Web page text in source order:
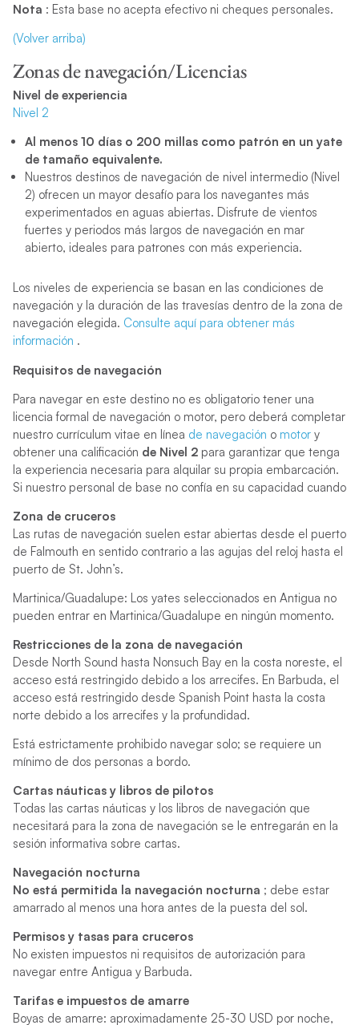
Nota : Esta base no acepta efectivo ni cheques personales.
(Volver arriba)
Zonas de navegación/Licencias
Nivel de experiencia
Nivel 2
Al menos 10 días o 200 millas como patrón en un yate
de tamaño equivalente.
Nuestros destinos de navegación de nivel intermedio (Nivel
2) ofrecen un mayor desafío para los navegantes más
experimentados en aguas abiertas. Disfrute de vientos
fuertes y periodos más largos de navegación en mar
abierto, ideales para patrones con más experiencia.
Los niveles de experiencia se basan en las condiciones de
navegación y la duración de las travesías dentro de la zona de
navegación elegida. Consulte aquí para obtener más
información .
Requisitos de navegación
Para navegar en este destino no es obligatorio tener una
licencia formal de navegación o motor, pero deberá completar
nuestro currículum vitae en línea de navegación o motory
obtener una calificación de Nivel 2para garantizar que tenga
la experiencia necesaria para alquilar su propia embarcación.
Si nuestro personal de base no confía en su capacidad cuando
Zona de cruceros
Las rutas de navegación suelen estar abiertas desde el puerto
de Falmouth en sentido contrario a las agujas del reloj hasta el
puerto de St. John’s.
Martinica/Guadalupe: Los yates seleccionados en Antigua no
pueden entrar en Martinica/Guadalupe en ningún momento.
Restricciones de la zona de navegación
Desde North Sound hasta Nonsuch Bay en la costa noreste, el
acceso está restringido debido a los arrecifes. En Barbuda, el
acceso está restringido desde Spanish Point hasta la costa
norte debido a los arrecifes y la profundidad.
Está estrictamente prohibido navegar solo; se requiere un
mínimo de dos personas a bordo.
Cartas náuticas y libros de pilotos
Todas las cartas náuticas y los libros de navegación que
necesitará para la zona de navegación se le entregarán en la
sesión informativa sobre cartas.
Navegación nocturna
No está permitida la navegación nocturna ; debe estar
amarrado al menos una hora antes de la puesta del sol.
Permisos y tasas para cruceros
No existen impuestos ni requisitos de autorización para
navegar entre Antigua y Barbuda.
Tarifas e impuestos de amarre
Boyas de amarre: aproximadamente 25-30 USD por noche,